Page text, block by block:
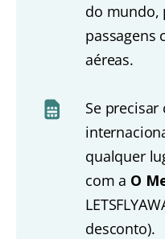
do mundo,
passagens
aéreas.
Se
qualquer
com a O
desconto).